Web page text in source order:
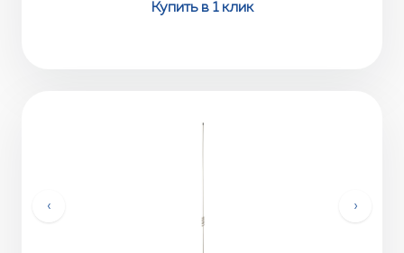
Купить в 1 клик
‹ ›